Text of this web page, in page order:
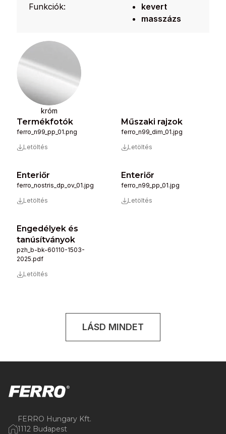
Funkciók:
kevert
masszázs
króm
Termékfotók
ferro_n99_pp_01.png
Letöltés
Műszaki rajzok
ferro_n99_dim_01.jpg
Letöltés
Enteriőr
ferro_nostris_dp_ov_01.jpg
Letöltés
Enteriőr
ferro_n99_pp_01.jpg
Letöltés
Engedélyek és
tanúsítványok
pzh_b-bk-60110-1503-
2025.pdf
Letöltés
LÁSD MINDET
FERRO Hungary Kft.
1112 Budapest